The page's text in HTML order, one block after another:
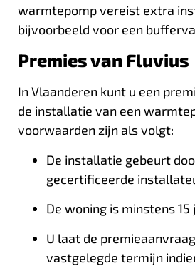
warmtepomp vereist extra
bijvoorbeeld voor een
Premies van Fluvius
In Vlaanderen kunt u een
de installatie van een
voorwaarden zijn als volgt:
De installatie gebeurt
gecertificeerde
De woning is minstens 15
U laat de
vastgelegde termijn